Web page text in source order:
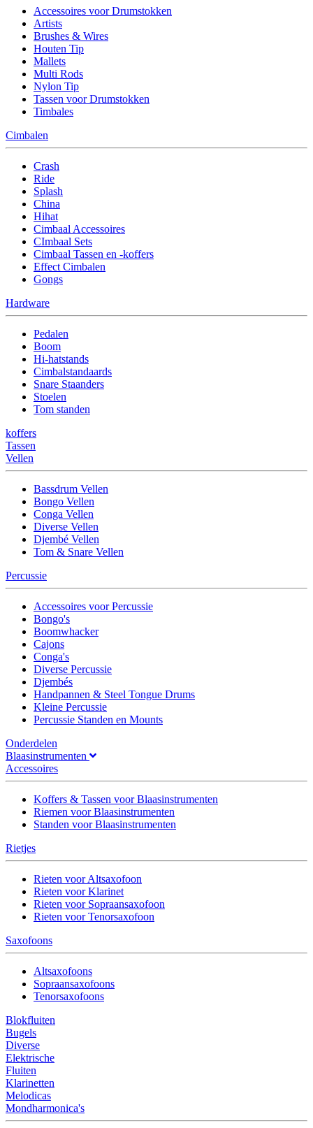
Accessoires voor Drumstokken
Artists
Brushes & Wires
Houten Tip
Mallets
Multi Rods
Nylon Tip
Tassen voor Drumstokken
Timbales
Cimbalen
Crash
Ride
Splash
China
Hihat
Cimbaal Accessoires
CImbaal Sets
Cimbaal Tassen en -koffers
Effect Cimbalen
Gongs
Hardware
Pedalen
Boom
Hi-hatstands
Cimbalstandaards
Snare Staanders
Stoelen
Tom standen
koffers
Tassen
Vellen
Bassdrum Vellen
Bongo Vellen
Conga Vellen
Diverse Vellen
Djembé Vellen
Tom & Snare Vellen
Percussie
Accessoires voor Percussie
Bongo's
Boomwhacker
Cajons
Conga's
Diverse Percussie
Djembés
Handpannen & Steel Tongue Drums
Kleine Percussie
Percussie Standen en Mounts
Onderdelen
Blaasinstrumenten
Accessoires
Koffers & Tassen voor Blaasinstrumenten
Riemen voor Blaasinstrumenten
Standen voor Blaasinstrumenten
Rietjes
Rieten voor Altsaxofoon
Rieten voor Klarinet
Rieten voor Sopraansaxofoon
Rieten voor Tenorsaxofoon
Saxofoons
Altsaxofoons
Sopraansaxofoons
Tenorsaxofoons
Blokfluiten
Bugels
Diverse
Elektrische
Fluiten
Klarinetten
Melodicas
Mondharmonica's